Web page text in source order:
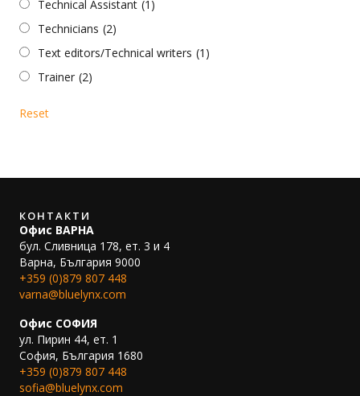
Technical Assistant (1)
Technicians (2)
Text editors/Technical writers (1)
Trainer (2)
Reset
КОНТАКТИ
Офис ВАРНА
бул. Сливница 178, ет. 3 и 4
Варна, България 9000
+359 (0)879 807 448
varna@bluelynx.com
Офис СОФИЯ
ул. Пирин 44, ет. 1
София, България 1680
+359 (0)879 807 448
sofia@bluelynx.com